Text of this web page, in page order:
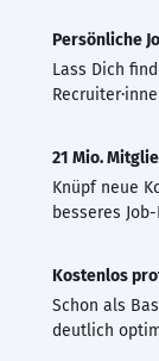
Persönliche
Lass Dich
21 Mio.
Knüpf neue
besseres
Kostenlos
Schon als
deutlich